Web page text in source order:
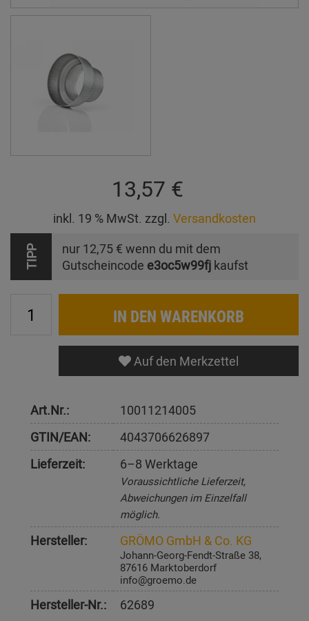
13,57 €
inkl. 19 % MwSt. zzgl. Versandkosten
TIPP nur 12,75 € wenn du mit dem
Gutscheincode e3oc5w99fj kaufst
IN DEN WARENKORB
Auf den Merkzettel
Art.Nr.:
10011214005
GTIN/EAN:
4043706626897
Lieferzeit:
6–8 Werktage
Voraussichtliche Lieferzeit,
Abweichungen im Einzelfall
möglich.
Hersteller: GRÖMO GmbH & Co. KG
Johann-Georg-Fendt-Straße 38,
87616 Marktoberdorf
info@groemo.de
Hersteller-Nr.: 62689